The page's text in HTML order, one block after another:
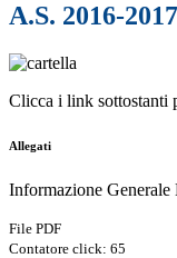
A.S. 2016-2017
Clicca i link sottostanti
Allegati
Informazione
File PDF
Contatore click: 65